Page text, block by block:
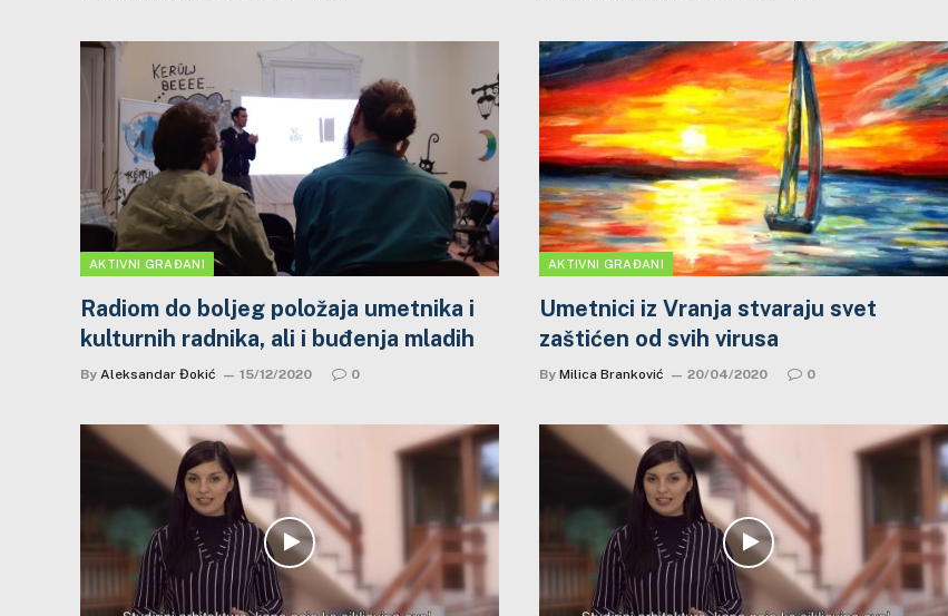
AKTIVNI GRAĐANI
Radiom do boljeg položaja umetnika i
kulturnih radnika, ali i buđenja mladih
By Aleksandar Đokić 15/12/2020 0
AKTIVNI GRAĐANI
Umetnici iz Vranja stvaraju svet
zaštićen od svih virusa
By Milica Branković 20/04/2020 0